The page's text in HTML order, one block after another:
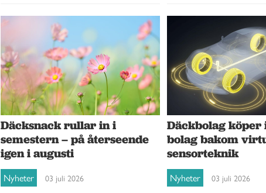
Däcksnack rullar in i
semestern – på återseende
igen i augusti
Nyheter 03 juli 2026
Däckbolag köper
bolag bakom
sensorteknik
Nyheter 03 juli 2026